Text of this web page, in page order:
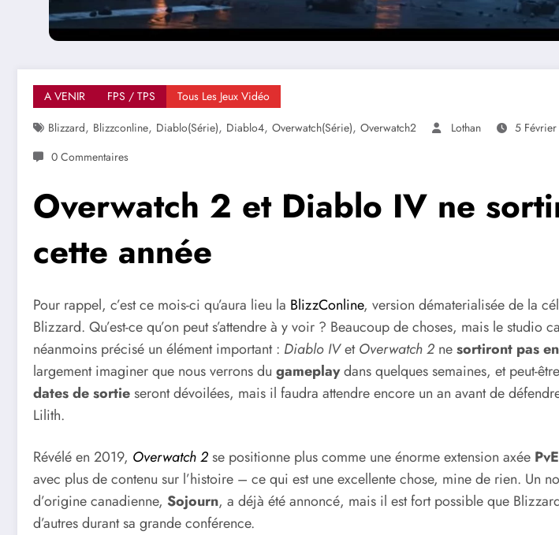
A VENIR FPS / TPS
Tous Les Jeux Vidéo
Blizzard, Blizzconline, Diablo(série), Diablo4, Overwatch(série), Overwatch2 Lothan
5
0 Commentaires
Overwatch 2 et Diablo IV ne
cette année
Pour rappel, c’est ce mois-ci qu’aura lieu la BlizzConline, version dématerialisée de la
Blizzard. Qu’est-ce qu’on peut s’attendre à y voir ? Beaucoup de choses, mais le studio
néanmoins précisé un élément important : Diablo IVetOverwatch 2 nesortiront pas
largement imaginer que nous verrons du gameplaydans quelques semaines, et peut-
dates de sortieseront dévoilées, mais il faudra attendre encore un an avant de
Lilith.
Révélé en 2019, Overwatch 2se positionne plus comme une énorme extension axée PvE
avec plus de contenu sur l’histoire – ce qui est une excellente chose, mine de rien. Un
d’origine canadienne, Sojourn, a déjà été annoncé, mais il est fort possible que
d’autres durant sa grande conférence.